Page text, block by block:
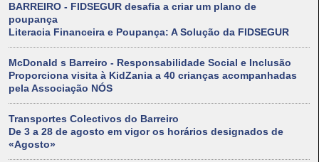
BARREIRO - FIDSEGUR desafia a criar um plano de
poupança
Literacia Financeira e Poupança: A Solução da FIDSEGUR
McDonald s Barreiro - Responsabilidade Social e Inclusão
Proporciona visita à KidZania a 40 crianças acompanhadas
pela Associação NÓS
Transportes Colectivos do Barreiro
De 3 a 28 de agosto em vigor os horários designados de
«Agosto»